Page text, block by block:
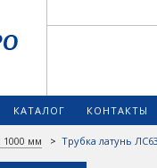
КАТАЛОГ КОНТАКТЫ
1000 мм > Трубка латунь